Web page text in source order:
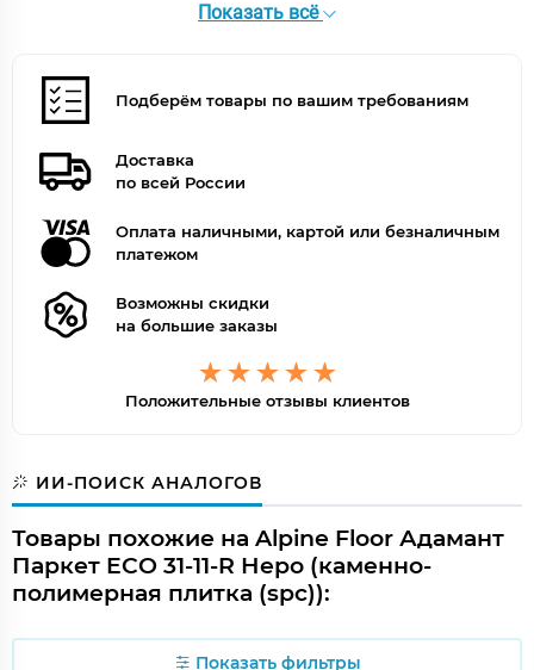
Тип рисунка
Показать всё
Подберём товары по вашим требованиям
Доставка
по всей России
Оплата наличными, картой или безналичным
платежом
Возможны скидки
на большие заказы
Положительные отзывы клиентов
ИИ-ПОИСК АНАЛОГОВ
Товары похожие на Alpine Floor Адамант
Паркет ECO 31-11-R Неро (каменно-
полимерная плитка (spc)):
Показать фильтры